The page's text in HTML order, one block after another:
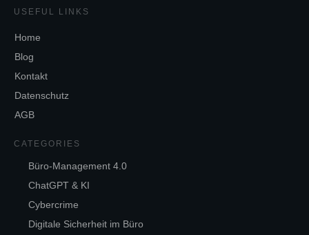
USEFUL LINKS
Home
Blog
Kontakt
Datenschutz
AGB
CATEGORIES
Büro-Management 4.0
ChatGPT & KI
Cybercrime
Digitale Sicherheit im Büro